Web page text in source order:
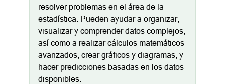
resolver problemas en el área de la
estadística. Pueden ayudar a organizar,
visualizar y comprender datos complejos,
así como a realizar cálculos matemáticos
avanzados, crear gráficos y diagramas, y
hacer predicciones basadas en los datos
disponibles.